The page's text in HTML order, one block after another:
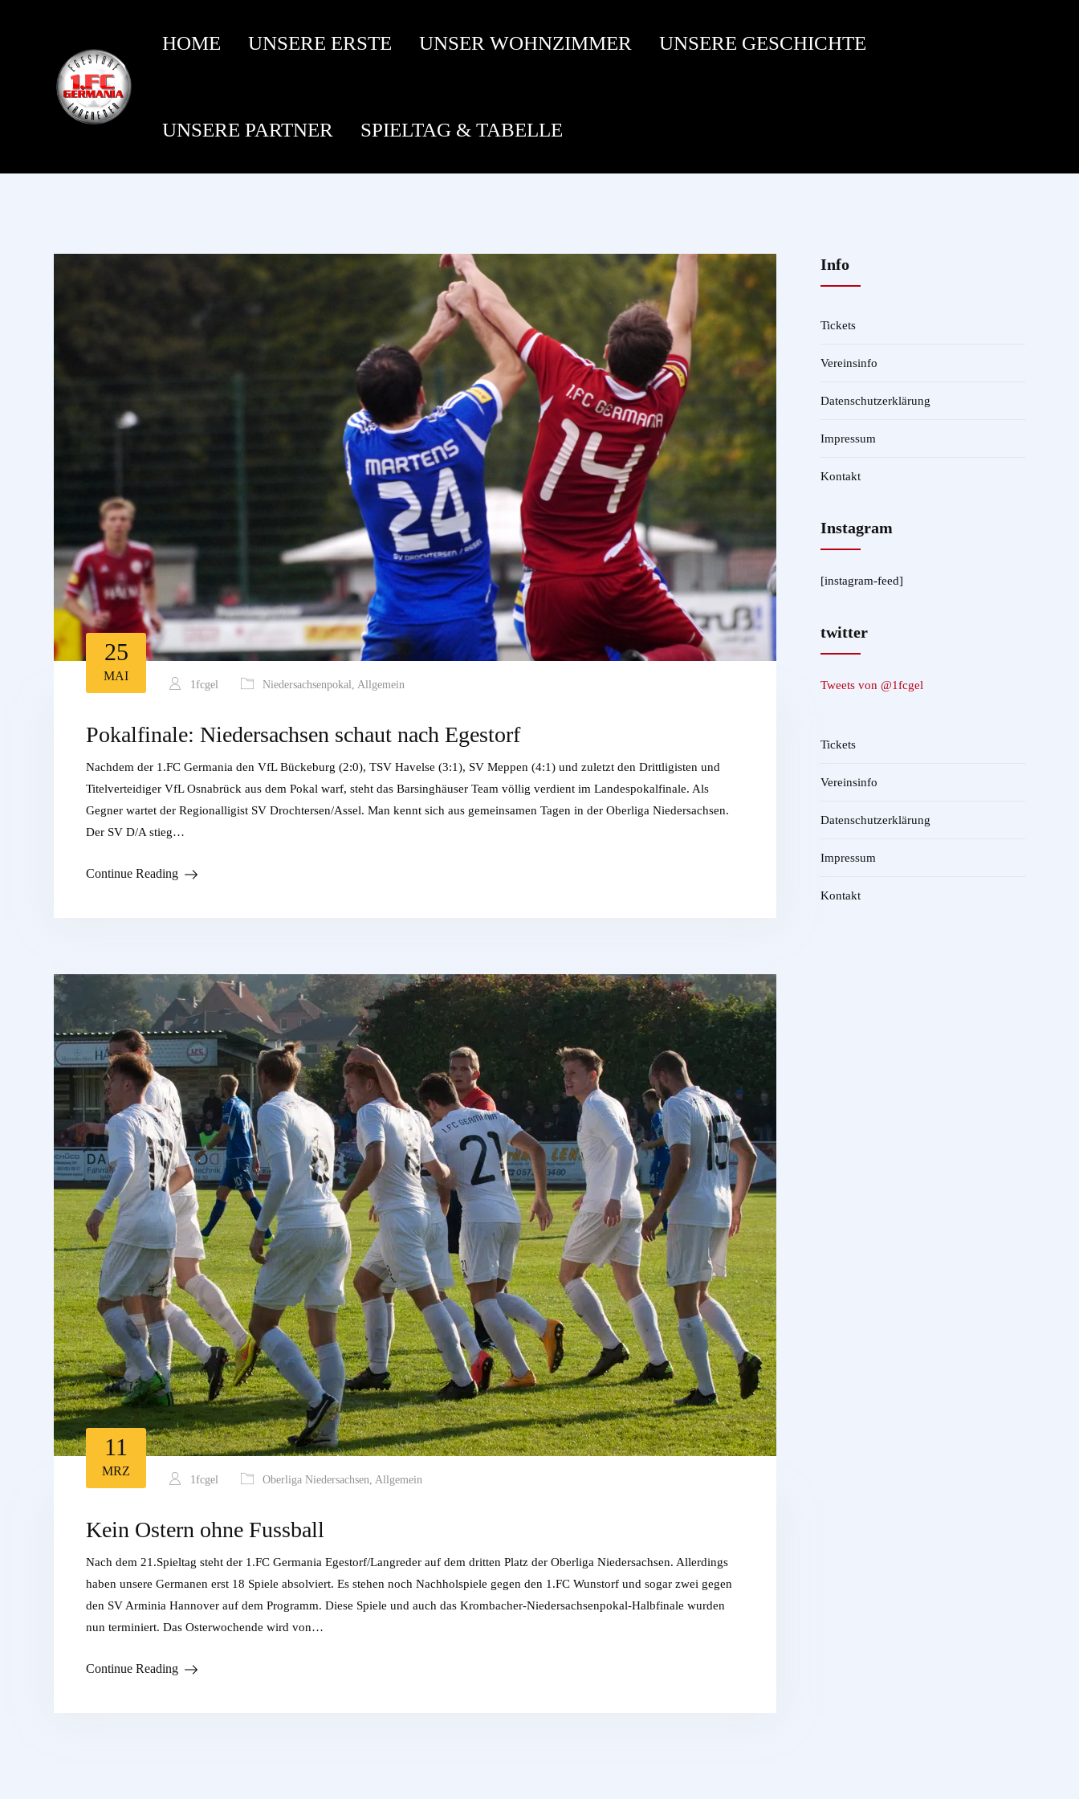
HOME UNSERE ERSTE UNSER WOHNZIMMER UNSERE GESCHICHTE
UNSERE PARTNER SPIELTAG & TABELLE
25
MAI
1fcgel Niedersachsenpokal Allgemein
Pokalfinale: Niedersachsen schaut nach Egestorf
Nachdem der 1.FC Germania den VfL Bückeburg (2:0), TSV Havelse (3:1), SV Meppen (4:1) und zuletzt den Drittligisten und
Titelverteidiger VfL Osnabrück aus dem Pokal warf, steht das Barsinghäuser Team völlig verdient im Landespokalfinale. Als
Gegner wartet der Regionalligist SV Drochtersen/Assel. Man kennt sich aus gemeinsamen Tagen in der Oberliga Niedersachsen.
Der SV D/A stieg…
Continue Reading
11
MRZ
1fcgel Oberliga Niedersachsen Allgemein
Kein Ostern ohne Fussball
Nach dem 21.Spieltag steht der 1.FC Germania Egestorf/Langreder auf dem dritten Platz der Oberliga Niedersachsen. Allerdings
haben unsere Germanen erst 18 Spiele absolviert. Es stehen noch Nachholspiele gegen den 1.FC Wunstorf und sogar zwei gegen
den SV Arminia Hannover auf dem Programm. Diese Spiele und auch das Krombacher-Niedersachsenpokal-Halbfinale wurden
nun terminiert. Das Osterwochende wird von…
Continue Reading
Info
Tickets
Vereinsinfo
Datenschutzerklärung
Impressum
Kontakt
Instagram
[instagram-feed]
twitter
Tweets von @1fcgel
Tickets
Vereinsinfo
Datenschutzerklärung
Impressum
Kontakt